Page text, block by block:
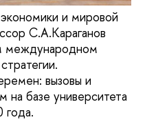
и мировой
С.А.Караганов
международном
вызовы и
базе университета
года.